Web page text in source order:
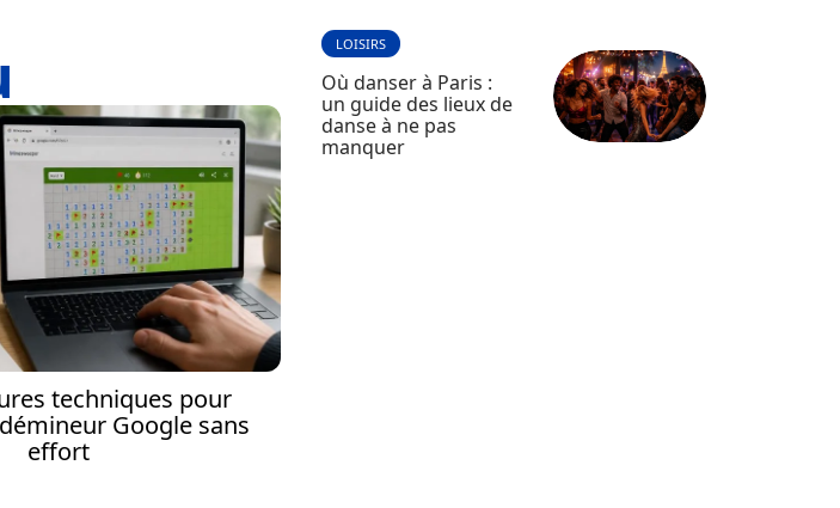
techniques pour
Google sans
effort
LOISIRS
Où danser à Paris :
un guide des lieux de
danse à ne pas
manquer